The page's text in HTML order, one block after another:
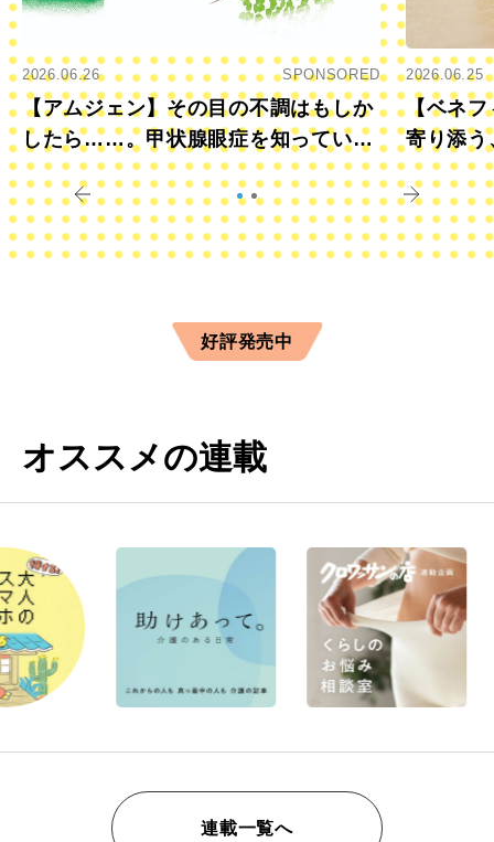
2026.06.26 SPONSORED
【アムジェン】その目の不調はもしか
したら……。甲状腺眼症を知っていま
すか？
2026.06.25
【ベネフ
寄り添う
きに
好評発売中
オススメの連載
連載一覧へ